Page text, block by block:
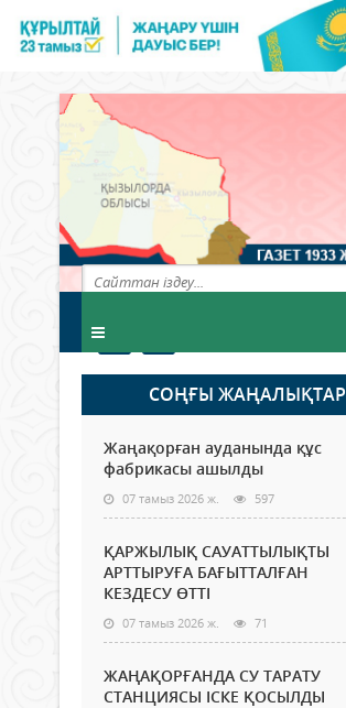
СОҢҒЫ ЖАҢАЛЫҚТАР
Жаңақорған ауданында құс
фабрикасы ашылды
07 тамыз 2026 ж. 597
ҚАРЖЫЛЫҚ САУАТТЫЛЫҚТЫ
АРТТЫРУҒА БАҒЫТТАЛҒАН
КЕЗДЕСУ ӨТТІ
07 тамыз 2026 ж. 71
ЖАҢАҚОРҒАНДА СУ ТАРАТУ
СТАНЦИЯСЫ ІСКЕ ҚОСЫЛДЫ